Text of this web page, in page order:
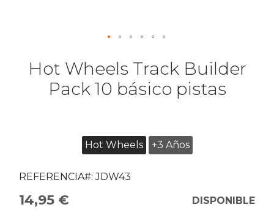
Hot Wheels Track Builder
Pack 10 básico pistas
Hot Wheels +3 Años
REFERENCIA#: JDW43
14,95 € DISPONIBLE